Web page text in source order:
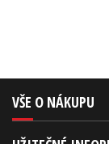
VŠE O NÁKUPU